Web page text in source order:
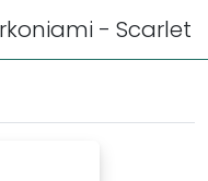
- Scarlet